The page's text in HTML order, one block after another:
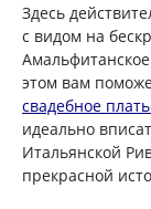
Здесь
с видом на
этом вам
свадебное
идеально
Итальянской
прекрасной